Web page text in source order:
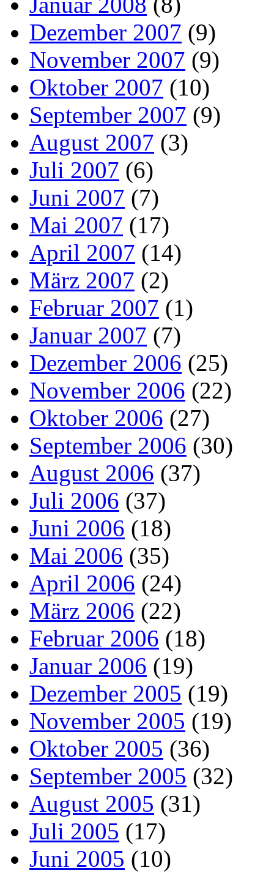
Dezember 2007 (9)
November 2007 (9)
Oktober 2007 (10)
September 2007 (9)
August 2007 (3)
Juli 2007 (6)
Juni 2007 (7)
Mai 2007 (17)
April 2007 (14)
März 2007 (2)
Februar 2007 (1)
Januar 2007 (7)
Dezember 2006 (25)
November 2006 (22)
Oktober 2006 (27)
September 2006 (30)
August 2006 (37)
Juli 2006 (37)
Juni 2006 (18)
Mai 2006 (35)
April 2006 (24)
März 2006 (22)
Februar 2006 (18)
Januar 2006 (19)
Dezember 2005 (19)
November 2005 (19)
Oktober 2005 (36)
September 2005 (32)
August 2005 (31)
Juli 2005 (17)
Juni 2005 (10)